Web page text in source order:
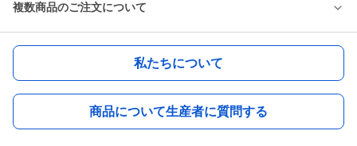
複数商品のご注文について
私たちについて
商品について生産者に質問する